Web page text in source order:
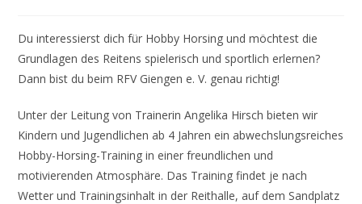
Du interessierst dich für Hobby Horsing und möchtest die
Grundlagen des Reitens spielerisch und sportlich erlernen?
Dann bist du beim RFV Giengen e. V. genau richtig!
Unter der Leitung von Trainerin Angelika Hirsch bieten wir
Kindern und Jugendlichen ab 4 Jahren ein abwechslungsreiches
Hobby-Horsing-Training in einer freundlichen und
motivierenden Atmosphäre. Das Training findet je nach
Wetter und Trainingsinhalt in der Reithalle, auf dem Sandplatz